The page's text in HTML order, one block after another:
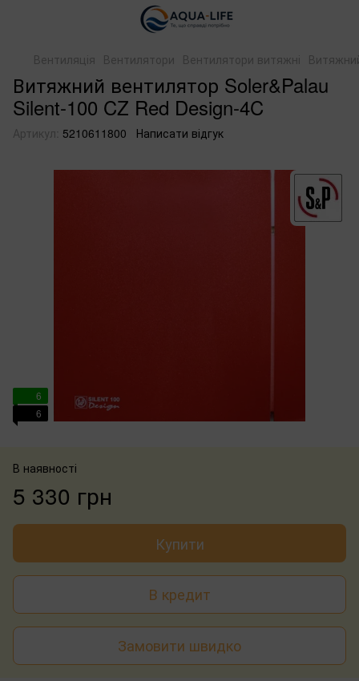
Вентиляція Вентилятори Вентилятори витяжні
Витяжний вентилятор Soler&Palau
Silent-100 CZ Red Design-4C
Артикул: 5210611800 Написати відгук
6
6
В наявності
5 330 грн
Купити
В кредит
Замовити швидко